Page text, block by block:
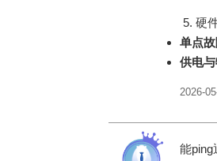
5. 硬
单点
供电
2026-
能ping